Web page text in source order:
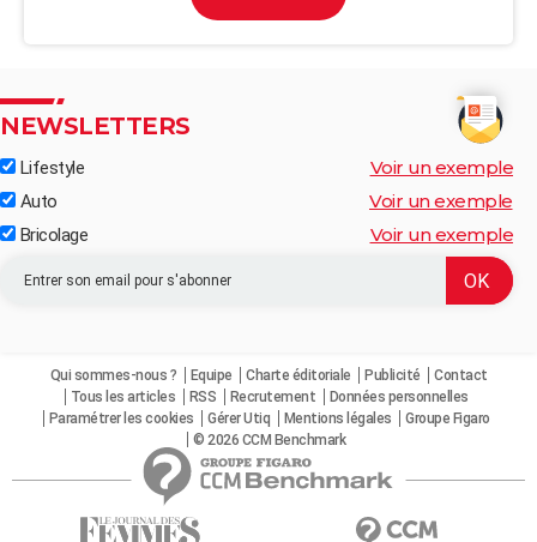
NEWSLETTERS
Lifestyle Voir un exemple
Auto Voir un exemple
Bricolage Voir un exemple
Qui sommes-nous ? Equipe Charte éditoriale Publicité
Contact
Tous les articles
RSS Recrutement
Données personnelles
Paramétrer les cookies
Gérer Utiq Mentions légales
Groupe Figaro
© 2026 CCM Benchmark